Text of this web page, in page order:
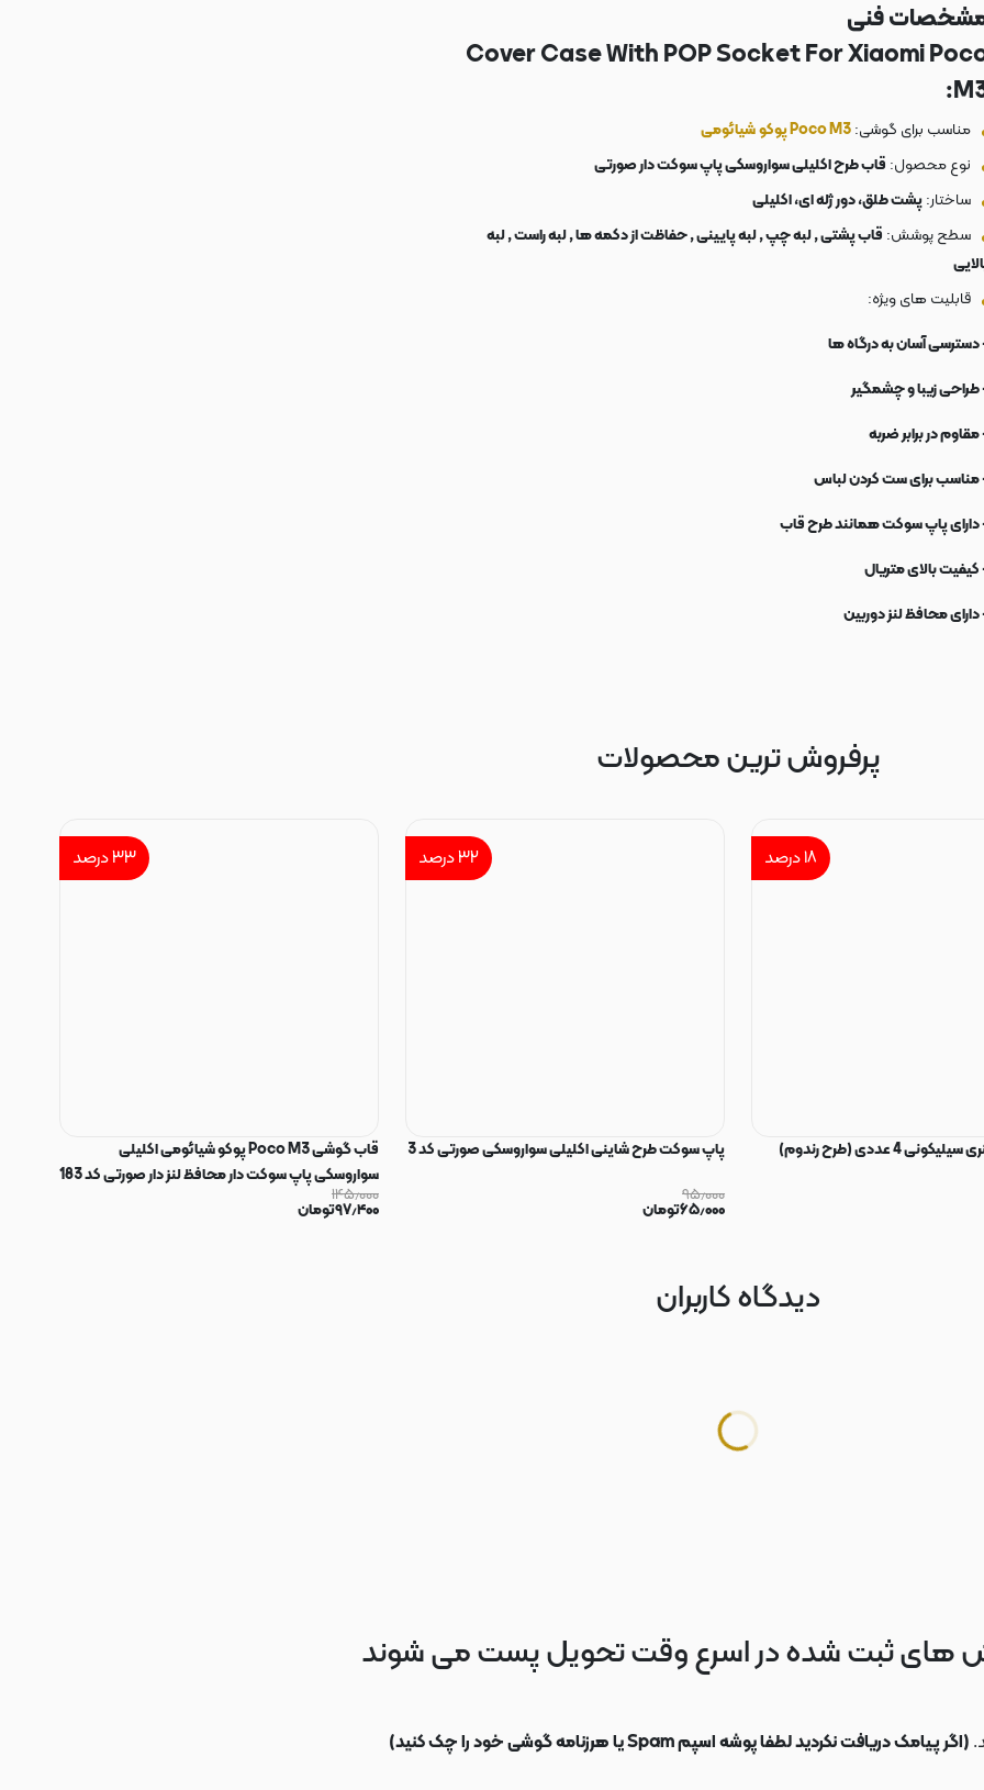
فنی
Cover Case With POP Socket For Xiaomi
مناسب برای گوشی:Poco M3 پوکو
شیائومی
نوع محصول: قاب طرح اکلیلی سواروسکی پاپ سوکت دار صورتی
ساختار:پشت طلق، دور ژله ای، اکلیلی
سطح پوشش: قاب پشتی , لبه چپ , لبه پایینی , حفاظت از دکمه ها , لبه راست , لبه
قابلیت های ویژه:
دسترسی آسان به درگاه ها
طراحی زیبا و چشمگیر
مقاوم در برابر ضربه
مناسب برای ست کردن لباس
دارای پاپ سوکت همانند طرح قاب
کیفیت بالای متریال
دارای محافظ لنز دوربین
پرفروش ترین محصولات
۱۸درصد
4 عددی (طرح رندوم)
۳۲درصد
پاپ سوکت طرح شاینی اکلیلی سواروسکی صورتی کد 3
۹۵٫۰۰۰
۶۵٫۰۰۰تومان
۳۳درصد
قاب گوشی Poco M3 پوکو شیائومی اکلیلی
سواروسکی پاپ سوکت دار محافظ لنز دار صورتی کد 183
۱۴۵٫۰۰۰
۹۷٫۴۰۰تومان
دیدگاه کاربران
های ثبت شده در اسرع وقت تحویل پست می شوند
(اگر پیامک دریافت نکردید لطفا پوشه اسپم Spam یا هرزنامه گوشی خود را چک کنید)